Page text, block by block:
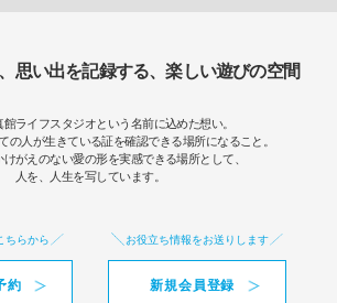
思い出を記録する、楽しい遊びの空間
館ライフスタジオという名前に込めた想い。
の人が生きている証を確認できる場所になること。
がえのない愛の形を実感できる場所として、
人を、人生を写しています。
ちらから
約
お役立ち情報をお送りします
新規会員登録